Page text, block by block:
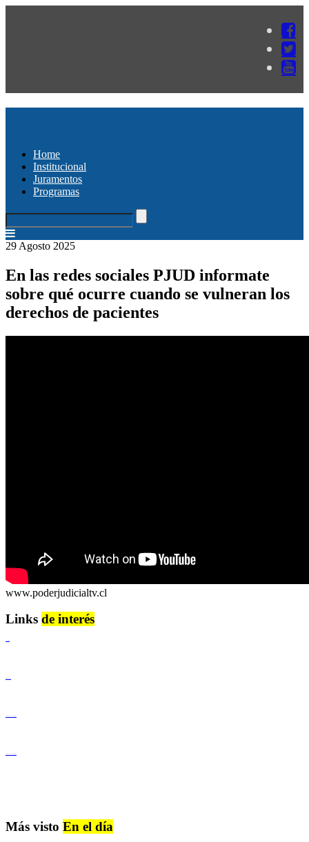
Home
Institucional
Juramentos
Programas
29 Agosto 2025
En las redes sociales PJUD informate
sobre qué ocurre cuando se vulneran los
derechos de pacientes
www.poderjudicialtv.cl
Links de interés
Más visto En el día